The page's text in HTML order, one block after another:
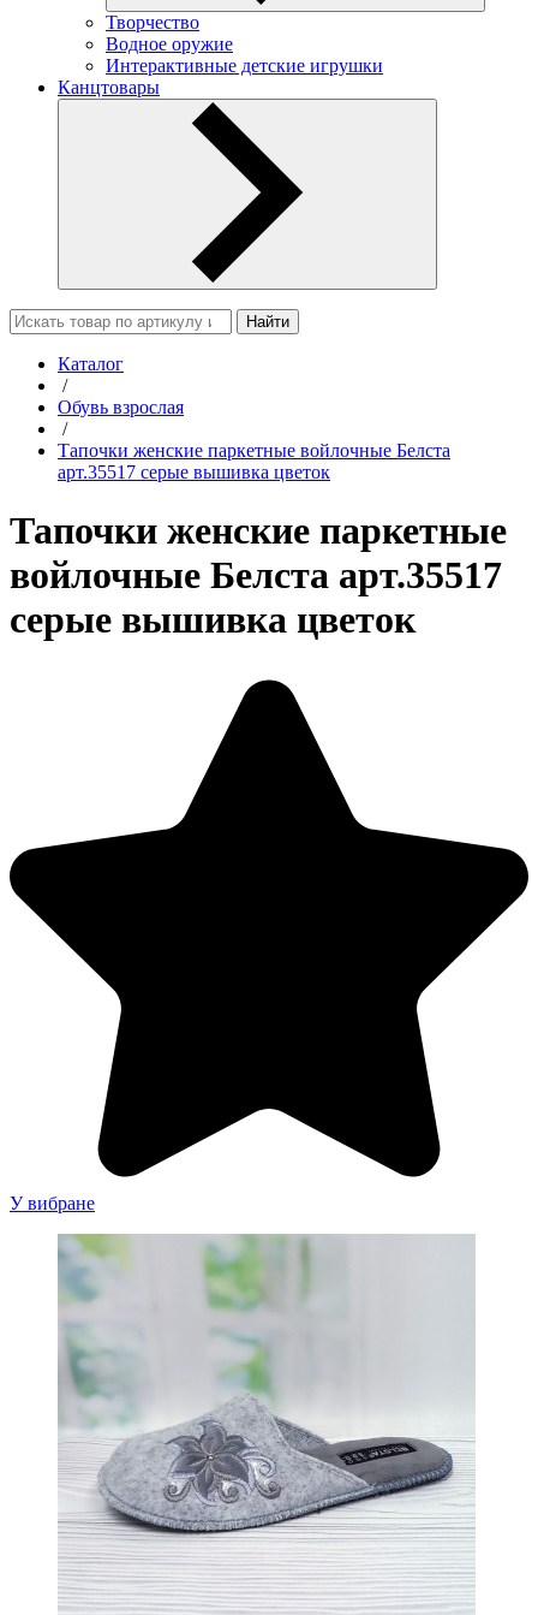
Творчество
Водное оружие
Интерактивные детские игрушки
Канцтовары
Найти
Каталог
/
Обувь взрослая
/
Тапочки женские паркетные войлочные Белста
арт.35517 серые вышивка цветок
Тапочки женские паркетные
войлочные Белста арт.35517
серые вышивка цветок
У вибране